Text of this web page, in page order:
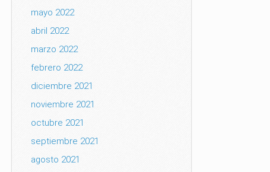
mayo 2022
abril 2022
marzo 2022
febrero 2022
diciembre 2021
noviembre 2021
octubre 2021
septiembre 2021
agosto 2021